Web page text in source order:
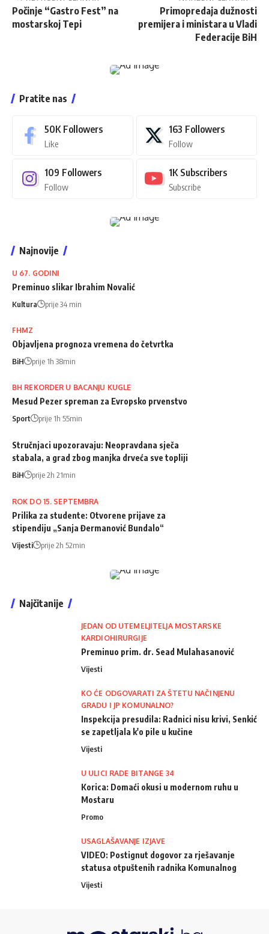
Počinje “Gastro Fest” na
mostarskoj Tepi
Primopredaja dužnosti
premijera i ministara u Vladi
Federacije BiH
Pratite nas
50K Followers
Like
163 Followers
Follow
109 Followers
Follow
1K Subscribers
Subscribe
Najnovije
U 67. GODINI
Preminuo slikar Ibrahim Novalić
Kultura prije 34 min
FHMZ
Objavljena prognoza vremena do četvrtka
BiH prije 1h 38min
BH REKORDER U BACANJU KUGLE
Mesud Pezer spreman za Evropsko prvenstvo
Sport prije 1h 55min
Stručnjaci upozoravaju: Neopravdana sječa
stabala, a grad zbog manjka drveća sve topliji
BiH prije 2h 21min
ROK DO 15. SEPTEMBRA
Prilika za studente: Otvorene prijave za
stipendiju „Sanja Đermanović Bundalo“
Vijesti prije 2h 52min
Najčitanije
JEDAN OD UTEMELJITELJA MOSTARSKE
KARDIOHIRURGIJE
Preminuo prim. dr. Sead Mulahasanović
Vijesti
KO ĆE ODGOVARATI ZA ŠTETU NAČINJENU
GRADU I JP KOMUNALNO?
Inspekcija presudila: Radnici nisu krivi, Senkić
se zapetljala k'o pile u kučine
Vijesti
U ULICI RADE BITANGE 34
Korica: Domaći okusi u modernom ruhu u
Mostaru
Promo
USAGLAŠAVANJE IZJAVE
VIDEO: Postignut dogovor za rješavanje
statusa otpuštenih radnika Komunalnog
Vijesti